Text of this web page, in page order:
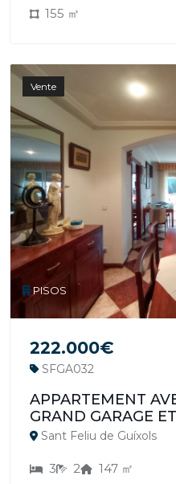
155 ㎡
Vente
PISOS
222.000€
SFGA032
APPARTEMENT
GRAND GARAGE
Sant Feliu de Guíxols
3 2 147 ㎡